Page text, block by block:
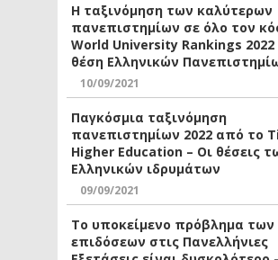
Η ταξινόμηση των καλύτερων
πανεπιστημίων σε όλο τον
World University Rankings 2022
θέση Ελληνικών
10/09/2021
Παγκόσμια ταξινόμηση
πανεπιστημίων 2022 από το
Higher Education – Οι θέσεις
Ελληνικών ιδρυμάτων
09/09/2021
Το υποκείμενο πρόβλημα των
επιδόσεων στις Πανελλήνιες